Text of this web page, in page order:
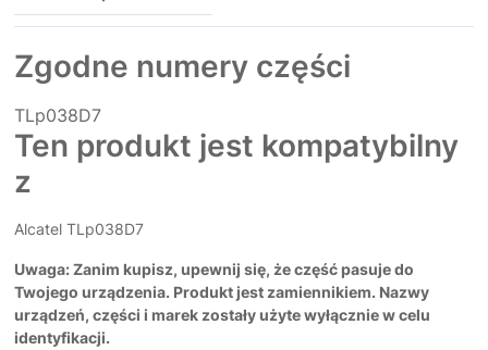
Zgodne numery części
TLp038D7
Ten produkt jest kompatybilny
z
Alcatel TLp038D7
Uwaga: Zanim kupisz, upewnij się, że część pasuje do
Twojego urządzenia. Produkt jest zamiennikiem. Nazwy
urządzeń, części i marek zostały użyte wyłącznie w celu
identyfikacji.